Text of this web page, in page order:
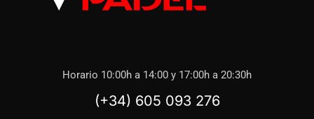
Horario 10:00h a 14:00 y 17:00h a 20:30h
(+34) 605 093 276